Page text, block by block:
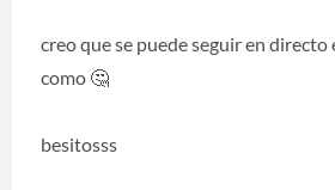
creo que se puede seguir en directo
como 🤔
besitosss